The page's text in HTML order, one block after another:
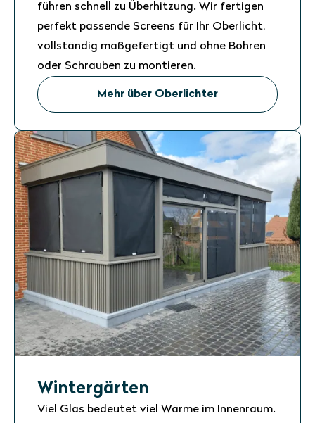
führen schnell zu Überhitzung. Wir fertigen
perfekt passende Screens für Ihr Oberlicht,
vollständig maßgefertigt und ohne Bohren
oder Schrauben zu montieren.
Mehr über Oberlichter
Wintergärten
Viel Glas bedeutet viel Wärme im Innenraum.